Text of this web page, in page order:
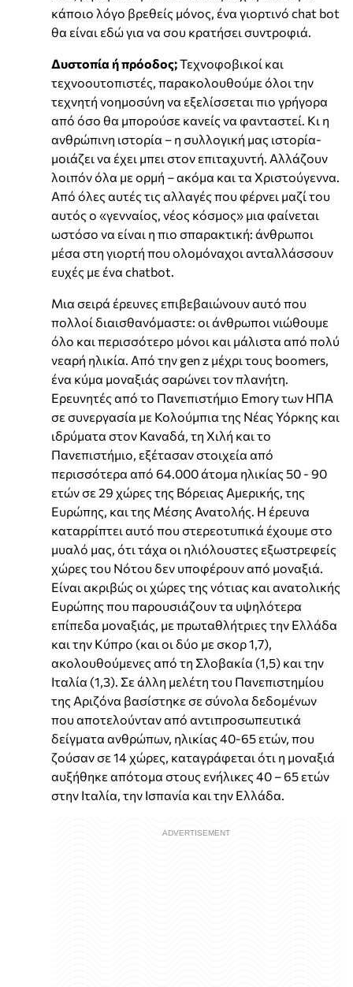
κάποιο λόγο βρεθείς μόνος, ένα γιορτινό chat bot
θα είναι εδώ για να σου κρατήσει συντροφιά.
Δυστοπία ή πρόοδος;Τεχνοφοβικοί και
τεχνοουτοπιστές, παρακολουθούμε όλοι την
τεχνητή νοημοσύνη να εξελίσσεται πιο γρήγορα
από όσο θα μπορούσε κανείς να φανταστεί. Κι η
ανθρώπινη ιστορία – η συλλογική μας ιστορία-
μοιάζει να έχει μπει στον επιταχυντή. Αλλάζουν
λοιπόν όλα με ορμή – ακόμα και τα Χριστούγεννα.
Από όλες αυτές τις αλλαγές που φέρνει μαζί του
αυτός ο «γενναίος, νέος κόσμος» μια φαίνεται
ωστόσο να είναι η πιο σπαρακτική: άνθρωποι
μέσα στη γιορτή που ολομόναχοι ανταλλάσσουν
ευχές με ένα chatbot.
Μια σειρά έρευνες επιβεβαιώνουν αυτό που
πολλοί διαισθανόμαστε: οι άνθρωποι νιώθουμε
όλο και περισσότερο μόνοι και μάλιστα από πολύ
νεαρή ηλικία. Από την gen z μέχρι τους boomers,
ένα κύμα μοναξιάς σαρώνει τον πλανήτη.
Ερευνητές από το Πανεπιστήμιο Emory των ΗΠΑ
σε συνεργασία με Κολούμπια της Νέας Υόρκης και
ιδρύματα στον Καναδά, τη Χιλή και το
Πανεπιστήμιο, εξέτασαν στοιχεία από
περισσότερα από 64.000 άτομα ηλικίας 50 - 90
ετών σε 29 χώρες της Βόρειας Αμερικής, της
Ευρώπης, και της Μέσης Ανατολής. Η έρευνα
καταρρίπτει αυτό που στερεοτυπικά έχουμε στο
μυαλό μας, ότι τάχα οι ηλιόλουστες εξωστρεφείς
χώρες του Νότου δεν υποφέρουν από μοναξιά.
Είναι ακριβώς οι χώρες της νότιας και ανατολικής
Ευρώπης που παρουσιάζουν τα υψηλότερα
επίπεδα μοναξιάς, με πρωταθλήτριες την Ελλάδα
και την Κύπρο (και οι δύο με σκορ 1,7),
ακολουθούμενες από τη Σλοβακία (1,5) και την
Ιταλία (1,3). Σε άλλη μελέτη του Πανεπιστημίου
της Αριζόνα βασίστηκε σε σύνολα δεδομένων
που αποτελούνταν από αντιπροσωπευτικά
δείγματα ανθρώπων, ηλικίας 40-65 ετών, που
ζούσαν σε 14 χώρες, καταγράφεται ότι η μοναξιά
αυξήθηκε απότομα στους ενήλικες 40 – 65 ετών
στην Ιταλία, την Ισπανία και την Ελλάδα.